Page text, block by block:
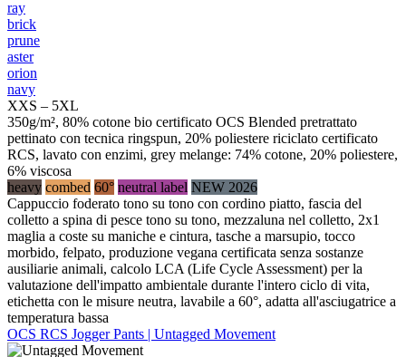
ray
brick
prune
aster
orion
navy
XXS – 5XL
350g/m², 80% cotone bio certificato OCS Blended pretrattato
pettinato con tecnica ringspun, 20% poliestere riciclato certificato
RCS, lavato con enzimi, grey melange: 74% cotone, 20% poliestere,
6% viscosa
heavy combed 60° neutral label NEW 2026
Cappuccio foderato tono su tono con cordino piatto, fascia del
colletto a spina di pesce tono su tono, mezzaluna nel colletto, 2x1
maglia a coste su maniche e cintura, tasche a marsupio, tocco
morbido, felpato, produzione vegana certificata senza sostanze
ausiliarie animali, calcolo LCA (Life Cycle Assessment) per la
valutazione dell'impatto ambientale durante l'intero ciclo di vita,
etichetta con le misure neutra, lavabile a 60°, adatta all'asciugatrice a
temperatura bassa
OCS RCS Jogger Pants | Untagged Movement